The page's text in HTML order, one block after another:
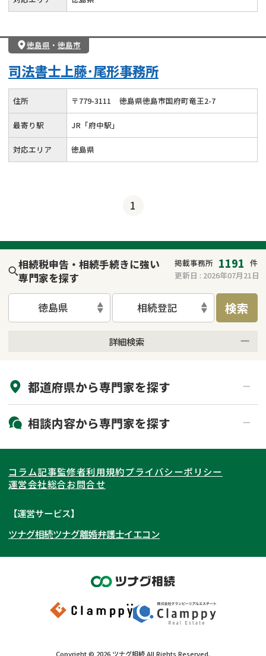
徳島県 ・ 徳島市
司法書士上藤･尾形事務所
住所 〒779-3111 徳島県徳島市国府町竜王2-7
最寄り駅 JR「府中駅」
対応エリア 徳島県
1
相続税申告・相続手続きに強い
専門家を探す
掲載事務所 1191 件
更新日 : 2026年07月21日
徳島県 相続登記 検索
詳細検索
初回相談無料
土日祝の相談可能
都道府県から専門家を探す
北海道・東北
北海道 青森県
岩手県 宮城県
秋田県
福島県
関東
東京都 神奈川県
埼玉県
茨城県 群馬県
東海
愛知県
岐阜県 山梨県
関西
大阪府 京都府
奈良県
和歌山県
北陸・甲信越
石川県
富山県
岡山県
九州・沖縄
相談内容から専門家を探す
相続登記
遺産分割
相続手続き
家族信託
成年後見・任意後見
相続財産調査
不動産評価(相続不動産)
相続トラブル
コラム記事監修者利用規約プライバシーポリシー
運営会社総合お問合せ
【運営サービス】
ツナグ相続ツナグ離婚弁護士イエコン
Copyright © 2026 ツナグ相続All Rights Reserved.